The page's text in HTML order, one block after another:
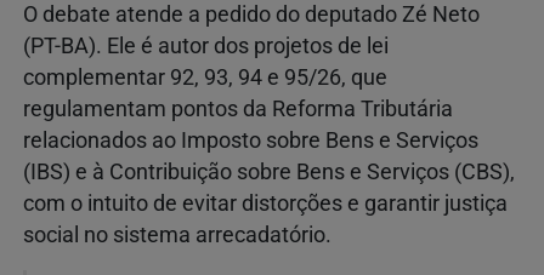
O debate atende a pedido do deputado Zé Neto
(PT-BA). Ele é autor dos projetos de lei
complementar 92, 93, 94 e 95/26, que
regulamentam pontos da Reforma Tributária
relacionados ao Imposto sobre Bens e Serviços
(IBS) e à Contribuição sobre Bens e Serviços (CBS),
com o intuito de evitar distorções e garantir justiça
social no sistema arrecadatório.